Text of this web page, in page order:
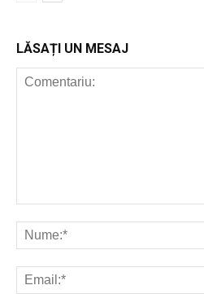
LĂSAȚI UN MESAJ